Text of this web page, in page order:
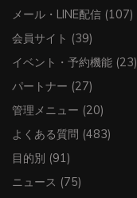
メール・LINE配信 (107)
会員サイト (39)
イベント・予約機能 (23)
パートナー (27)
管理メニュー (20)
よくある質問 (483)
目的別 (91)
ニュース (75)